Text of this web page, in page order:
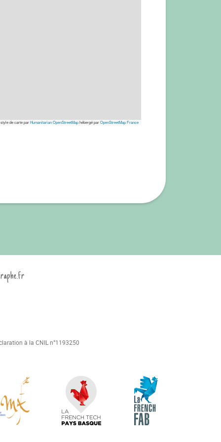
de carte parHumanitarian OpenStreetMaphébergé parOpenStreetMap France
à la CNIL n°1193250